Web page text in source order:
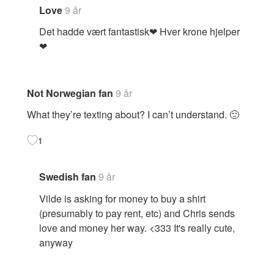
Love9 år
Det hadde vært fantastisk❤ Hver krone hjelper
❤
Not Norwegian fan 9 år
What they’re texting about? I can’t understand. 🙁
1
Swedish fan 9 år
Vilde is asking for money to buy a shirt
(presumably to pay rent, etc) and Chris sends
love and money her way. <333 It's really cute,
anyway